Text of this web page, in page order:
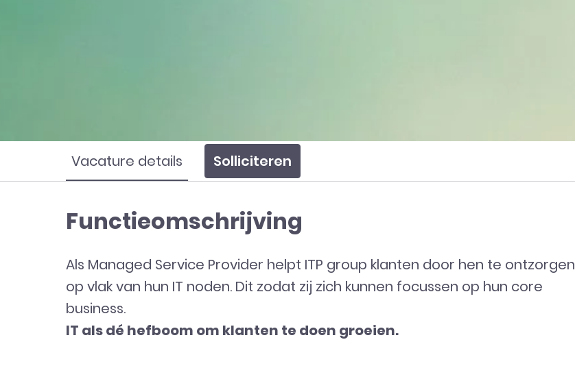
Vacature details Solliciteren
Functieomschrijving
Als Managed Service Provider helpt ITP group klanten door hen te ontzorgen
op vlak van hun IT noden. Dit zodat zij zich kunnen focussen op hun core
business.
IT als dé hefboom om klanten te doen groeien.